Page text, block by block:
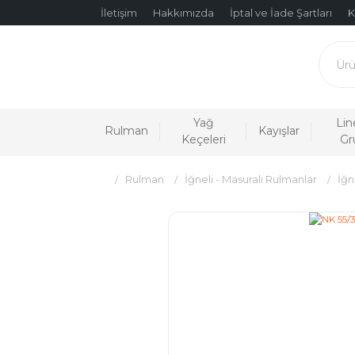
İletişim Hakkımızda İptal ve İade Şartları
Rulman
Yağ
Keçeleri
Kayışlar
Rulman İğneli - Masuralı Rulmanlar